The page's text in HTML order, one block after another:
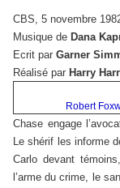
CBS, 5 novembre
Musique de Dana
Ecrit par Garner
Réalisé par Harry
Robert
Chase engage
Le shérif les informe
Carlo devant
l’arme du crime, le